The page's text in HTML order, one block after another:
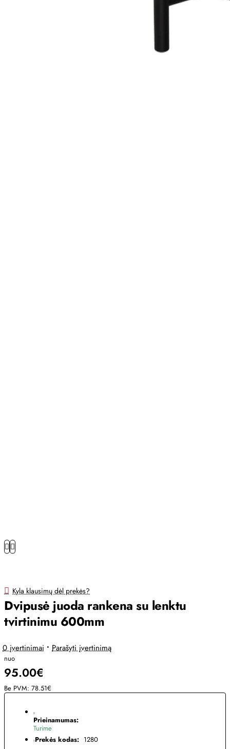
Kyla klausimų dėl prekės?
Dvipusė juoda rankena su lenktu
tvirtinimu 600mm
0 įvertinimai • Parašyti įvertinimą
nuo
95.00€
Be PVM: 78.51€
Prieinamumas:
Turime
Prekės kodas: 1280